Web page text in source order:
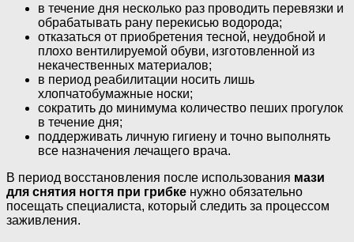
в течение дня несколько раз проводить перевязки и
обрабатывать рану перекисью водорода;
отказаться от приобретения тесной, неудобной и
плохо вентилируемой обуви, изготовленной из
некачественных материалов;
в период реабилитации носить лишь
хлопчатобумажные носки;
сократить до минимума количество пеших прогулок
в течение дня;
поддерживать личную гигиену и точно выполнять
все назначения лечащего врача.
В период восстановления после использования мази
для снятия ногтя при грибке нужно обязательно
посещать специалиста, который следить за процессом
заживления.